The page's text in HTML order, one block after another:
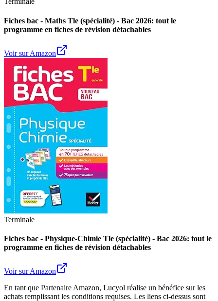
Fiches bac - Maths Tle (spécialité) - Bac 2026: tout le
programme en fiches de révision détachables
Voir sur Amazon
Terminale
Fiches bac - Physique-Chimie Tle (spécialité) - Bac 2026: tout le
programme en fiches de révision détachables
Voir sur Amazon
En tant que Partenaire Amazon, Lucyol réalise un bénéfice sur les
achats remplissant les conditions requises. Les liens ci-dessus sont